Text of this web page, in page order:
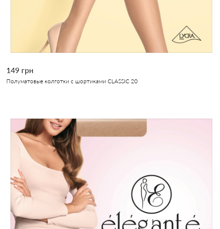
149 грн
Полуматовые колготки с шортиками CLASSIC 20